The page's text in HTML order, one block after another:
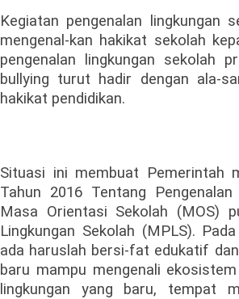
Kegiatan pengenalan lingkungan
mengenal-kan hakikat sekolah
pengenalan lingkungan sekolah
bullying turut hadir dengan ala-
hakikat pendidikan.
Situasi ini membuat Pemerintah
Tahun 2016 Tentang
Masa Orientasi Sekolah (MOS)
Lingkungan Sekolah (MPLS).
ada haruslah bersi-fat edukatif
baru mampu mengenali
lingkungan yang baru, tempat